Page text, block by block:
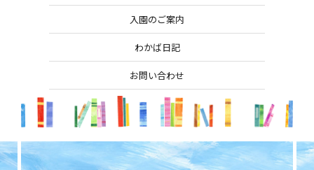
入園のご案内
わかば日記
お問い合わせ